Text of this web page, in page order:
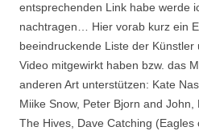
entsprechenden Link habe werde
nachtragen… Hier vorab kurz ein
beeindruckende Liste der Künstler
Video mitgewirkt haben bzw. das
anderen Art unterstützen: Kate
Miike Snow, Peter Bjorn and John,
The Hives, Dave Catching (Eagles